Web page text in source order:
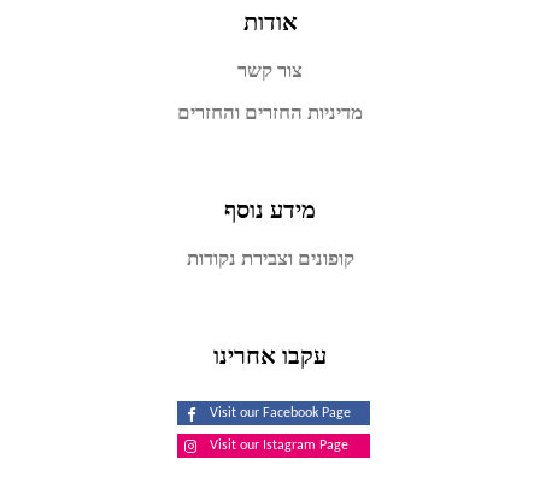
אודות
צור קשר
מדיניות החזרים והחזרים
מידע נוסף
קופונים וצבירת נקודות
עקבו אחרינו
Visit our Facebook Page
Visit our Istagram Page